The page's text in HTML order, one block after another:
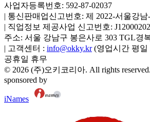
사업자등록번호: 592-87-02037
| 통신판매업신고번호: 제 2022-서울강남
| 직업정보 제공사업 신고번호:
주소: 서울 강남구 봉은사로 303 TGL경
| 고객센터 : info@okky.kr (영업시간 평일
공휴일 휴무
© 2026 (주)오키코리아. All rights reserved.
sponsored by
iNames